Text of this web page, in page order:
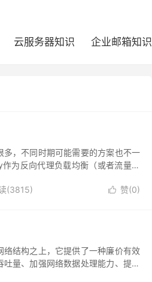
云服务器知识 企业邮箱知识
，不同时期可能需要的方案也不一
为反向代理负载均衡（或者流量不
(3815)  赞(0)
结构之上，它提供了一种廉价有效
量、加强网络数据处理能力、提高